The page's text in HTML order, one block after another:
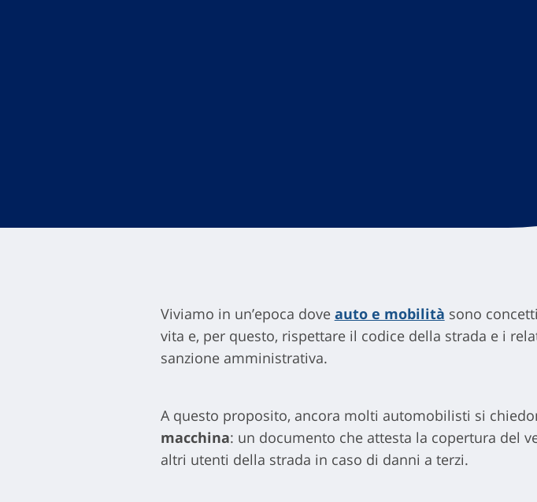
Viviamo in un’epoca dove auto e mobilità sono
vita e, per questo, rispettare il codice della strada e i
sanzione amministrativa.
A questo proposito, ancora molti automobilisti si
macchina: un documento che attesta la copertura del
altri utenti della strada in caso di danni a terzi.